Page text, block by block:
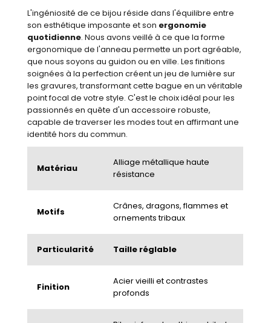
L'ingéniosité de ce bijou réside dans l'équilibre entre
son esthétique imposante et son ergonomie
quotidienne. Nous avons veillé à ce que la forme
ergonomique de l'anneau permette un port agréable,
que nous soyons au guidon ou en ville. Les finitions
soignées à la perfection créent un jeu de lumière sur
les gravures, transformant cette bague en un véritable
point focal de votre style. C'est le choix idéal pour les
passionnés en quête d'un accessoire robuste,
capable de traverser les modes tout en affirmant une
identité hors du commun.
Matériau
Alliage métallique haute
résistance
Motifs
Crânes, dragons, flammes et
ornements tribaux
Particularité Taille réglable
Finition
Acier vieilli et contrastes
profonds